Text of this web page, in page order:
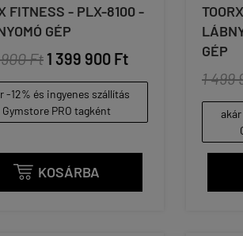
FITNESS - PLX-8100 -
GÉP
Ft 1 399 900 Ft
-12% és ingyenes szállítás
Gymstore PRO tagként
 KOSÁRBA
GÉP
1 499